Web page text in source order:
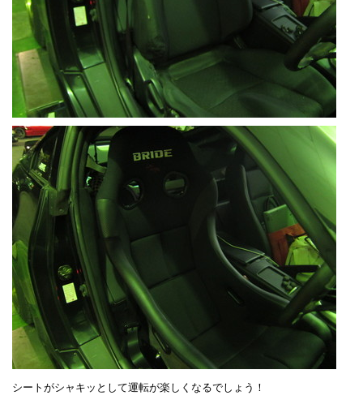
シートがシャキッとして運転が楽しくなるでしょう！